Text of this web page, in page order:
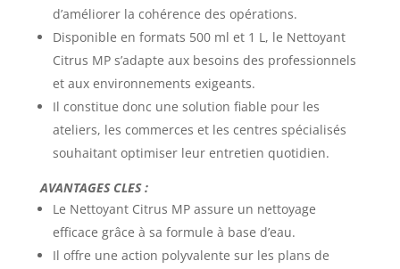
d’améliorer la cohérence des opérations.
Disponible en formats 500 ml et 1 L, le Nettoyant
Citrus MP s’adapte aux besoins des professionnels
et aux environnements exigeants.
Il constitue donc une solution fiable pour les
ateliers, les commerces et les centres spécialisés
souhaitant optimiser leur entretien quotidien.
AVANTAGES CLES :
Le Nettoyant Citrus MP assure un nettoyage
efficace grâce à sa formule à base d’eau.
Il offre une action polyvalente sur les plans de